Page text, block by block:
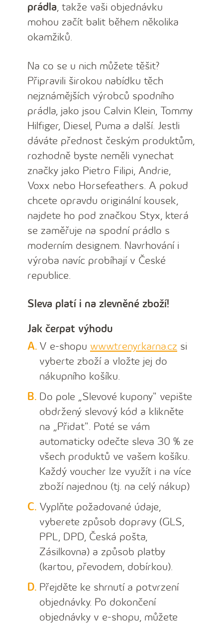
prádla, takže vaši objednávku
mohou začít balit během několika
okamžiků.
Na co se u nich můžete těšit?
Připravili širokou nabídku těch
nejznámějších výrobců spodního
prádla, jako jsou Calvin Klein, Tommy
Hilfiger, Diesel, Puma a další. Jestli
dáváte přednost českým produktům,
rozhodně byste neměli vynechat
značky jako Pietro Filipi, Andrie,
Voxx nebo Horsefeathers. A pokud
chcete opravdu originální kousek,
najdete ho pod značkou Styx, která
se zaměřuje na spodní prádlo s
moderním designem. Navrhování i
výroba navíc probíhají v České
republice.
Sleva platí i na zlevněné zboží!
Jak čerpat výhodu
V e-shopu www.trenyrkarna.cz si
vyberte zboží a vložte jej do
nákupního košíku.
Do pole „Slevové kupony" vepište
obdržený slevový kód a klikněte
na „Přidat". Poté se vám
automaticky odečte sleva 30 % ze
všech produktů ve vašem košíku.
Každý voucher lze využít i na více
zboží najednou (tj. na celý nákup)
Vyplňte požadované údaje,
vyberete způsob dopravy (GLS,
PPL, DPD, Česká pošta,
Zásilkovna) a způsob platby
(kartou, převodem, dobírkou).
Přejděte ke shrnutí a potvrzení
objednávky. Po dokončení
objednávky v e-shopu, můžete